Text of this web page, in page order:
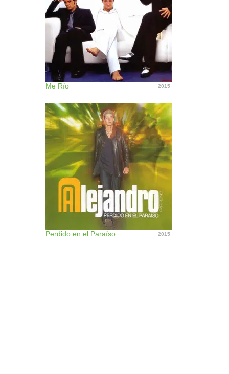
Me Río 2015
Perdido en el Paraíso 2015